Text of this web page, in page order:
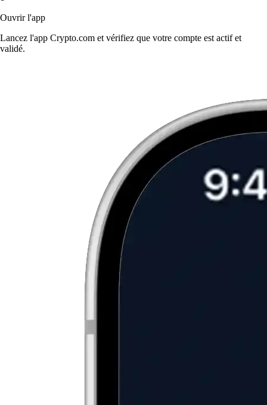
Ouvrir l'app
Lancez l'app Crypto.com et vérifiez que votre compte est actif et
validé.